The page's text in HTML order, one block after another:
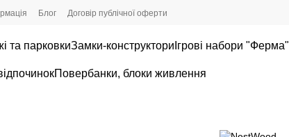
Блог Договір публічної оферти
та парковкиЗамки-конструктори Ігрові набори "Ферма"
Повербанки, блоки живлення